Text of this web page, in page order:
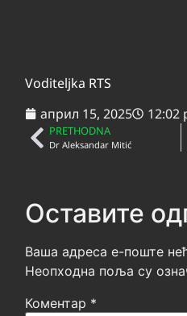
Voditeljka RTS
април 15, 2025
12:02
PRETHODNA
Dr Aleksandar Mitić
Оставите
Ваша адреса е-поште
Неопходна поља су
Коментар *